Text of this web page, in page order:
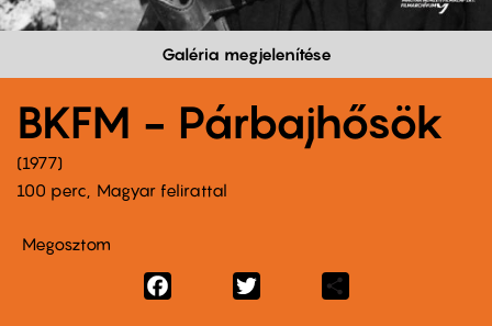
Galéria megjelenítése
BKFM - Párbajhősök
1977
100 perc,
Magyar felirattal
Megosztom
Facebook